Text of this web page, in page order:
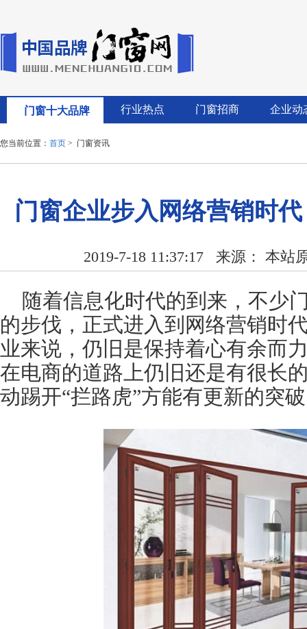
门窗十大品牌 行业热点 门窗招商 企业动
您当前位置： 首页 > 门窗资讯
门窗企业步入网络营销时
2019-7-18 11:37:17来源： 本站
随着信息化时代的到来，不少
的步伐，正式进入到网络营销时
业来说，仍旧是保持着心有余而
在电商的道路上仍旧还是有很长
动踢开“拦路虎”方能有更新的突